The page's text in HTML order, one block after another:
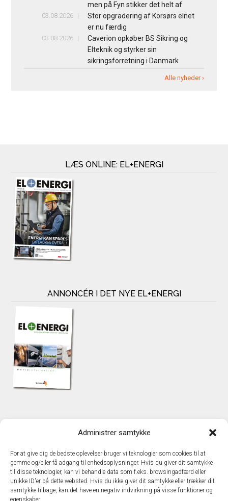
Administrer samtykke
For at give dig de bedste oplevelser bruger vi teknologier som cookies til at
gemme og/eller få adgang til enhedsoplysninger. Hvis du giver dit samtykke
til disse teknologier, kan vi behandle data som f.eks. browsingadfærd eller
unikke ID'er på dette websted. Hvis du ikke giver dit samtykke eller trækker dit
samtykke tilbage, kan det have en negativ indvirkning på visse funktioner og
egenskaber.
men på Fyn stikker det helt af
03.08.2026
Stor opgradering af Korsørs elnet
er nu færdig
03.08.2026
Caverion opkøber BS Sikring og
Elteknik og styrker sin
sikringsforretning i Danmark
Alle nyheder ›
LÆS ONLINE: EL+ENERGI
ANNONCÉR I DET NYE EL+ENERGI
TechMedia A/S
DK – 2600 Glostrup
www.techmedia.dk
Telefon: +45 43 24 26 28
E-mail:info@techmedia.dk